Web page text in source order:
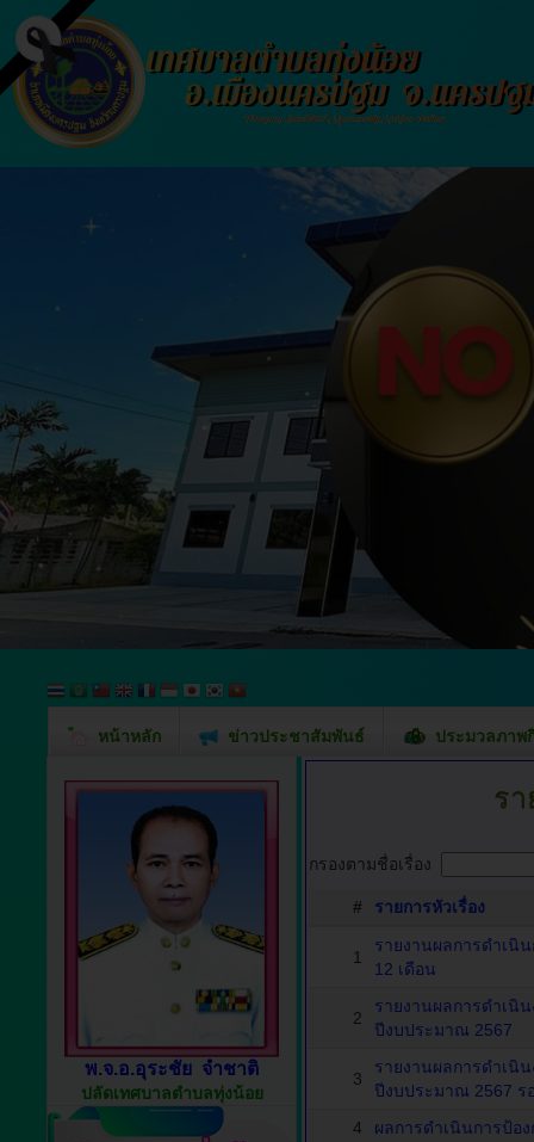
หน้าหลัก ข่าวประชาสัมพันธ์ ประมวลภาพ
ร
กรองตามชื่อเรื่อง
# รายการหัวเรื่อง
1
รายงานผลการดำเนิ
12 เดือน
2
รายงานผลการดำเนิ
ปีงบประมาณ 2567
3
รายงานผลการดำเนิ
ปีงบประมาณ 2567 ร
4
ผลการดำเนินการป้อ
พ.จ.อ.อุระชัย จำชาติ
ปลัดเทศบาลตำบลทุ่งน้อย